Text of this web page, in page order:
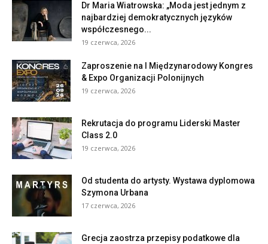
Dr Maria Wiatrowska: „Moda jest jednym z
najbardziej demokratycznych języków
współczesnego...
19 czerwca, 2026
Zaproszenie na I Międzynarodowy Kongres
& Expo Organizacji Polonijnych
19 czerwca, 2026
Rekrutacja do programu Liderski Master
Class 2.0
19 czerwca, 2026
Od studenta do artysty. Wystawa dyplomowa
Szymona Urbana
17 czerwca, 2026
Grecja zaostrza przepisy podatkowe dla